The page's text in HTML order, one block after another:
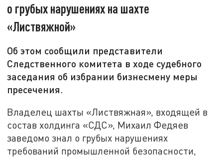
о грубых нарушениях на шахте
«Листвяжной»
Об этом сообщили представители
Следственного комитета в ходе судебного
заседания об избрании бизнесмену меры
пресечения.
Владелец шахты «Листвяжная», входящей в
состав холдинга «СДС», Михаил Федяев
заведомо знал о грубых нарушениях
требований промышленной безопасности,